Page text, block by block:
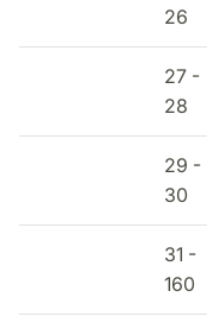
26
27 -
28
29 -
30
31 -
160